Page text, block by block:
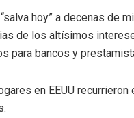
hoy” a decenas de
de los altísimos
para bancos y
en EEUU